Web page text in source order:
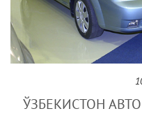
ЎЗБЕКИСТОН